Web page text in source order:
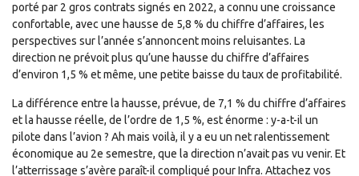
porté par 2 gros contrats signés en 2022, a connu une croissance
confortable, avec une hausse de 5,8 % du chiffre d’affaires, les
perspectives sur l’année s’annoncent moins reluisantes. La
direction ne prévoit plus qu’une hausse du chiffre d’affaires
d’environ 1,5 % et même, une petite baisse du taux de profitabilité.
La différence entre la hausse, prévue, de 7,1 % du chiffre d’affaires
et la hausse réelle, de l’ordre de 1,5 %, est énorme : y-a-t-il un
pilote dans l’avion ? Ah mais voilà, il y a eu un net ralentissement
économique au 2e semestre, que la direction n’avait pas vu venir. Et
l’atterrissage s’avère paraît-il compliqué pour Infra. Attachez vos